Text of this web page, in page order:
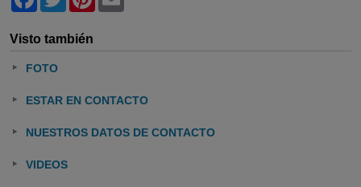
Visto también
FOTO
ESTAR EN CONTACTO
NUESTROS DATOS DE CONTACTO
VIDEOS